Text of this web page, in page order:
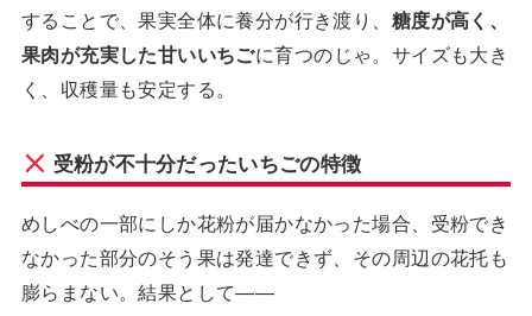
することで、果実全体に養分が行き渡り、 糖度が高く、
果肉が充実した甘いいちごに育つのじゃ。サイズも大き
く、収穫量も安定する。
受粉が不十分だったいちごの特徴
めしべの一部にしか花粉が届かなかった場合、受粉でき
なかった部分のそう果は発達できず、その周辺の花托も
膨らまない。結果として——